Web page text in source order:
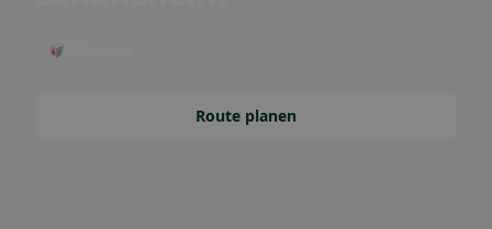
🥡 Takeaway
Route planen